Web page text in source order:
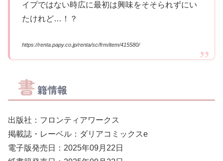
イプではない時広に最初は興味をそそられずにい
たけれど…！？
https://renta.papy.co.jp/renta/sc/frm/item/415580/
書籍情報
出版社：フロンティアワークス
掲載誌・レーベル：ダリアコミックスe
電子版発売日：2025年09月22日